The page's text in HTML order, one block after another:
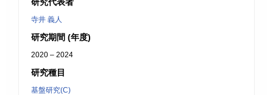
寺井 義人
研究期間 (年度)
2020 – 2024
研究種目
基盤研究(C)